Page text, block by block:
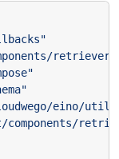
retriever"
eino/
components/